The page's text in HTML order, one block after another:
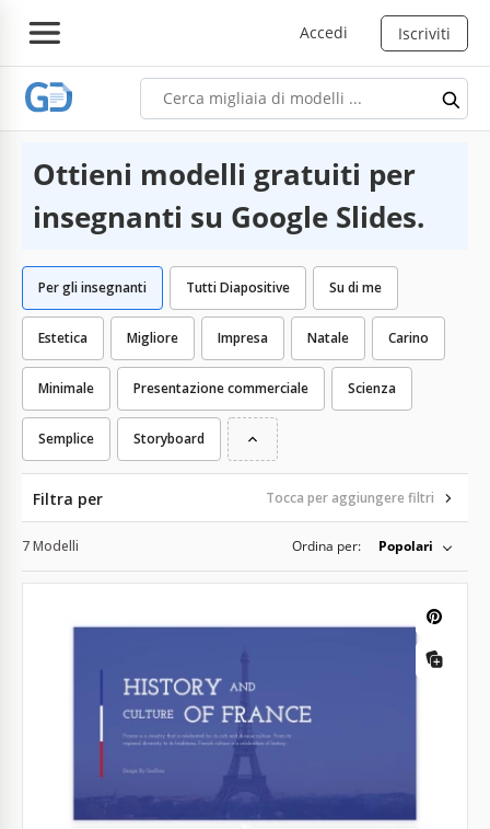
Accedi Iscriviti
Ottieni modelli gratuiti per
insegnanti su Google Slides.
Tutti Diapositive Su di me
Estetica Migliore Impresa Natale Carino
Per gli insegnanti
Minimale Presentazione commerciale Scienza
Semplice Storyboard
Filtra per Tocca per aggiungere filtri
7 Modelli Ordina per: Popolari